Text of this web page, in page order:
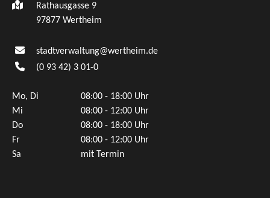
Rathausgasse 9
97877 Wertheim
stadtverwaltung@wertheim.de
(0 93 42) 3 01-0
Mo, Di
08:00 - 18:00 Uhr
Mi
08:00 - 12:00 Uhr
Do
08:00 - 18:00 Uhr
Fr
08:00 - 12:00 Uhr
Sa
mit Termin